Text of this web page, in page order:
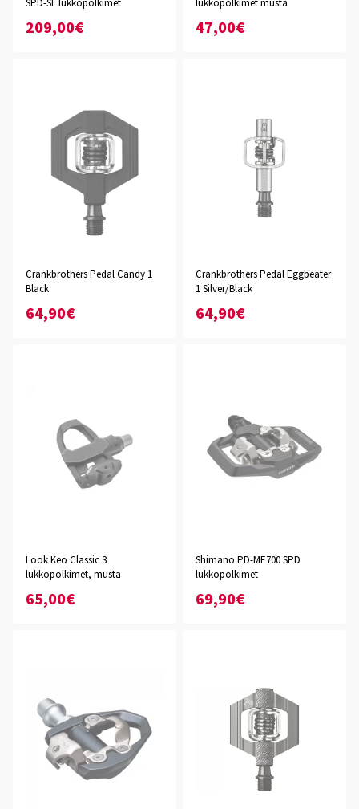
SPD-SL lukkopolkimet
209,00€
lukkopolkimet musta
47,00€
Crankbrothers Pedal Candy 1
Black
64,90€
Crankbrothers Pedal Eggbeater
1 Silver/Black
64,90€
Look Keo Classic 3
lukkopolkimet, musta
65,00€
Shimano PD-ME700 SPD
lukkopolkimet
69,90€